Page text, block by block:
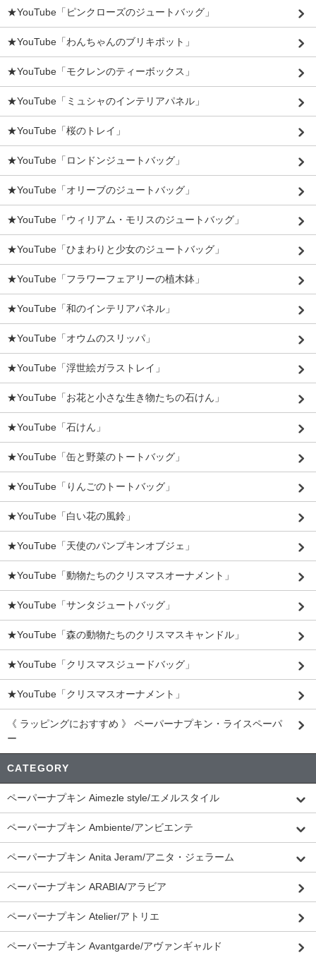
★YouTube「ピンクローズのジュートバッグ」
★YouTube「わんちゃんのブリキポット」
★YouTube「モクレンのティーボックス」
★YouTube「ミュシャのインテリアパネル」
★YouTube「桜のトレイ」
★YouTube「ロンドンジュートバッグ」
★YouTube「オリーブのジュートバッグ」
★YouTube「ウィリアム・モリスのジュートバッグ」
★YouTube「ひまわりと少女のジュートバッグ」
★YouTube「フラワーフェアリーの植木鉢」
★YouTube「和のインテリアパネル」
★YouTube「オウムのスリッパ」
★YouTube「浮世絵ガラストレイ」
★YouTube「お花と小さな生き物たちの石けん」
★YouTube「石けん」
★YouTube「缶と野菜のトートバッグ」
★YouTube「りんごのトートバッグ」
★YouTube「白い花の風鈴」
★YouTube「天使のパンプキンオブジェ」
★YouTube「動物たちのクリスマスオーナメント」
★YouTube「サンタジュートバッグ」
★YouTube「森の動物たちのクリスマスキャンドル」
★YouTube「クリスマスジュードバッグ」
★YouTube「クリスマスオーナメント」
《 ラッピングにおすすめ 》 ペーパーナプキン・ライスペーパ
ー
CATEGORY
ペーパーナプキン Aimezle style/エメルスタイル
ペーパーナプキン Ambiente/アンビエンテ
ペーパーナプキン Anita Jeram/アニタ・ジェラーム
ペーパーナプキン ARABIA/アラビア
ペーパーナプキン Atelier/アトリエ
ペーパーナプキン Avantgarde/アヴァンギャルド